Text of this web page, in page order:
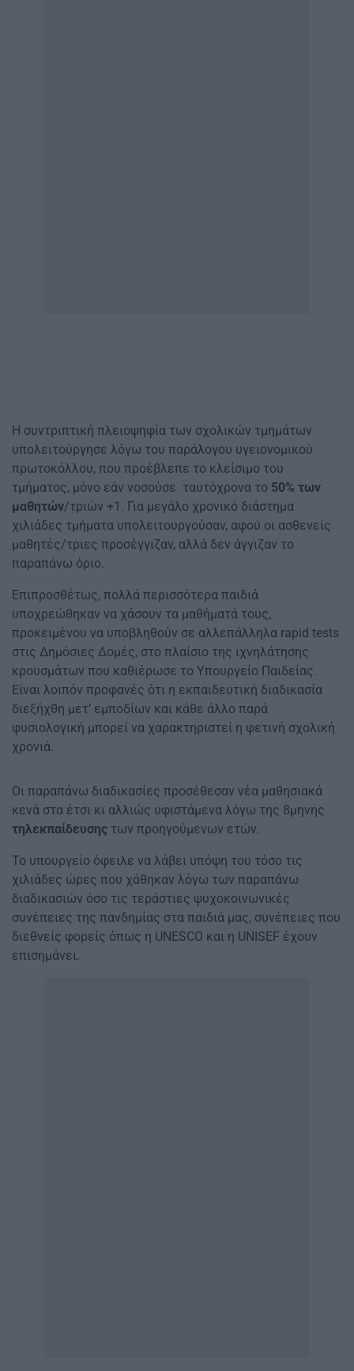
Η συντριπτική πλειοψηφία των σχολικών τμημάτων
υπολειτούργησε λόγω του παράλογου υγειονομικού
πρωτοκόλλου, που προέβλεπε το κλείσιμο του
τμήματος, μόνο εάν νοσούσε ταυτόχρονα το 50% των
μαθητών/τριών +1. Για μεγάλο χρονικό διάστημα
χιλιάδες τμήματα υπολειτουργούσαν, αφού οι ασθενείς
μαθητές/τριες προσέγγιζαν, αλλά δεν άγγιζαν το
παραπάνω όριο.
Επιπροσθέτως, πολλά περισσότερα παιδιά
υποχρεώθηκαν να χάσουν τα μαθήματά τους,
προκειμένου να υποβληθούν σε αλλεπάλληλα rapid tests
στις Δημόσιες Δομές, στο πλαίσιο της ιχνηλάτησης
κρουσμάτων που καθιέρωσε το Υπουργείο Παιδείας.
Είναι λοιπόν προφανές ότι η εκπαιδευτική διαδικασία
διεξήχθη μετ’ εμποδίων και κάθε άλλο παρά
φυσιολογική μπορεί να χαρακτηριστεί η φετινή σχολική
χρονιά.
Οι παραπάνω διαδικασίες προσέθεσαν νέα μαθησιακά
κενά στα έτσι κι αλλιώς υφιστάμενα λόγω της 8μηνης
τηλεκπαίδευσης των προηγούμενων ετών.
Το υπουργείο όφειλε να λάβει υπόψη του τόσο τις
χιλιάδες ώρες που χάθηκαν λόγω των παραπάνω
διαδικασιών όσο τις τεράστιες ψυχοκοινωνικές
συνέπειες της πανδημίας στα παιδιά μας, συνέπειες που
διεθνείς φορείς όπως η UNESCO και η UNISEF έχουν
επισημάνει.